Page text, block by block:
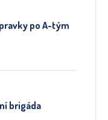
po A-tým
brigáda